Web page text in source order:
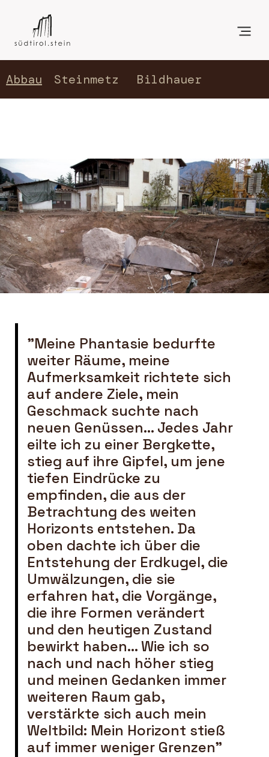
Abbau Steinmetz Bildhauer
"Meine Phantasie bedurfte
weiter Räume, meine
Aufmerksamkeit richtete sich
auf andere Ziele, mein
Geschmack suchte nach
neuen Genüssen... Jedes Jahr
eilte ich zu einer Bergkette,
stieg auf ihre Gipfel, um jene
tiefen Eindrücke zu
empfinden, die aus der
Betrachtung des weiten
Horizonts entstehen. Da
oben dachte ich über die
Entstehung der Erdkugel, die
Umwälzungen, die sie
erfahren hat, die Vorgänge,
die ihre Formen verändert
und den heutigen Zustand
bewirkt haben... Wie ich so
nach und nach höher stieg
und meinen Gedanken immer
weiteren Raum gab,
verstärkte sich auch mein
Weltbild: Mein Horizont stieß
auf immer weniger Grenzen"